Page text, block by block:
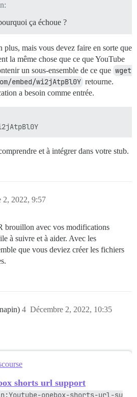
ça échoue ?
plus, mais vous devez faire en sorte que
la même chose que ce que YouTube
un sous-ensemble de ce que wget
embed/wi2jAtpBl0Y retourne.
a besoin comme entrée.
et à intégrer dans votre stub.
2, 2022, 9:57
brouillon avec vos modifications
à suivre et à aider. Avec les
que vous deviez créer les fichiers
Décembre 2, 2022, 10:35
4
shorts url support
onebox-shorts-url-su